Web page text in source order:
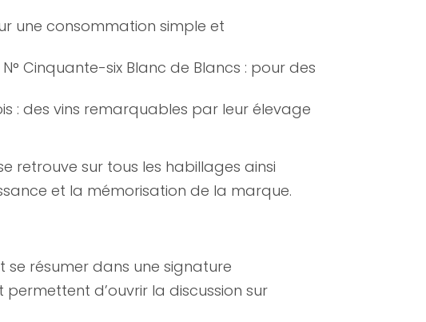
une consommation simple et
Cinquante-six Blanc de Blancs : pour des
: des vins remarquables par leur élevage
retrouve sur tous les habillages ainsi
et la mémorisation de la marque.
se résumer dans une signature
d’ouvrir la discussion sur